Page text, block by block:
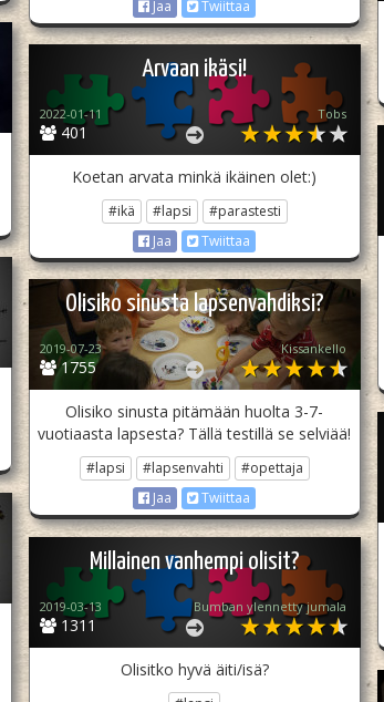
Jaa
Twiittaa
Arvaan ikäsi!
401
2022-01-11 Tobs
Koetan arvata minkä ikäinen olet:)
#ikä #lapsi
#parastesti
Jaa
Twiittaa
Olisiko sinusta lapsenvahdiksi?
1755
2019-07-23 Kissankello
Olisiko sinusta pitämään huolta 3-7-
vuotiaasta lapsesta? Tällä testillä se selviää!
#lapsi #lapsenvahti
#opettaja
Jaa
Twiittaa
Millainen vanhempi olisit?
1311
2019-03-13 Bumban ylennetty jumala
Olisitko hyvä äiti/isä?